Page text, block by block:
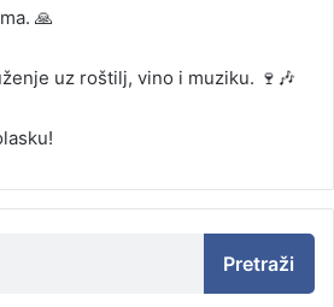
🙏
uz roštilj, vino i muziku. 🍷🎶
Pretraži